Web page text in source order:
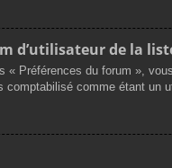
d’utilisateur de la
« Préférences du forum »,
comme étant un